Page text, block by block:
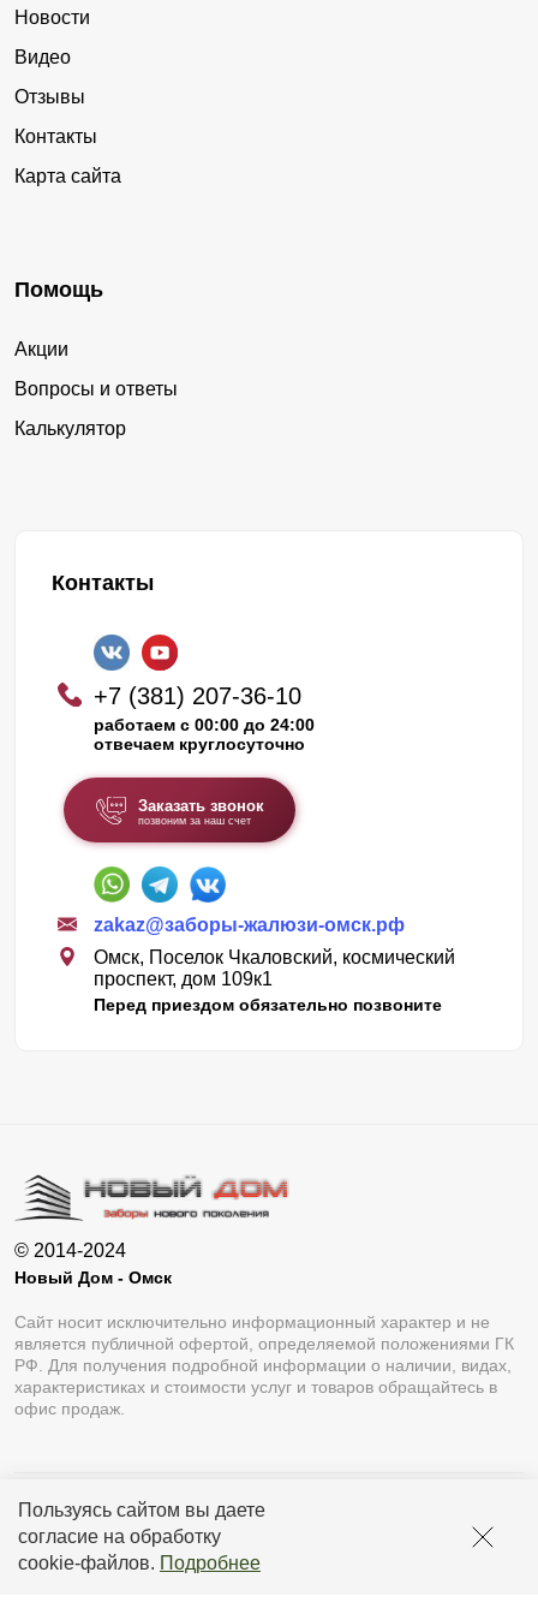
Пользуясь сайтом вы даете
согласие на обработку
cookie-файлов. Подробнее
Новости
Видео
Отзывы
Контакты
Карта сайта
Помощь
Акции
Вопросы и ответы
Калькулятор
Контакты
+7 (381) 207-36-10
работаем с 00:00 до 24:00
отвечаем круглосуточно
Заказать звонок
позвоним за наш счет
zakaz@заборы-жалюзи-омск.рф
Омск, Поселок Чкаловский, космический
проспект, дом 109к1
Перед приездом обязательно позвоните
© 2014-2024
Новый Дом - Омск
Сайт носит исключительно информационный характер и не
является публичной офертой, определяемой положениями ГК
РФ. Для получения подробной информации о наличии, видах,
характеристиках и стоимости услуг и товаров обращайтесь в
офис продаж.
Разработка сайтаLukevium
Политика конфиденциальности